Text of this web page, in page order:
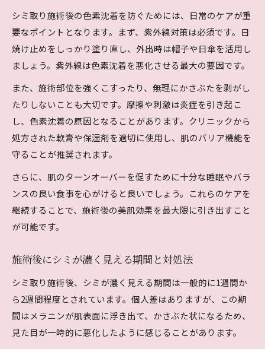
シミ取り施術後の色素沈着を防ぐためには、日常のケアが重
要なポイントとなります。まず、紫外線対策は必須です。日
焼け止めをしっかり塗り直し、外出時は帽子や日傘を活用し
ましょう。紫外線は色素沈着を悪化させる最大の要因です。
また、施術部位を強くこすったり、無理にかさぶたを剥がし
たりしないことも大切です。摩擦や刺激は炎症を引き起こ
し、色素沈着の原因となることがあります。クリニックから
処方された軟膏や保湿剤を適切に使用し、肌のバリア機能を
守ることが推奨されます。
さらに、肌のターンオーバーを促すために十分な睡眠やバラ
ンスの良い食事を心がけると良いでしょう。これらのケアを
継続することで、施術後の美肌効果を最大限に引き出すこと
が可能です。
施術後にシミが濃く見える期間と対処法
シミ取り施術後、シミが濃く見える期間は一般的に1週間か
ら2週間程度とされています。個人差はありますが、この期
間はメラニンが肌表面に浮き出て、かさぶた状になるため、
見た目が一時的に悪化したように感じることがあります。